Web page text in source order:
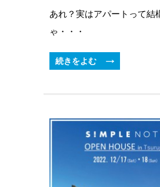
あれ？実はアパートって結
ゃ・・・
続きをよむ